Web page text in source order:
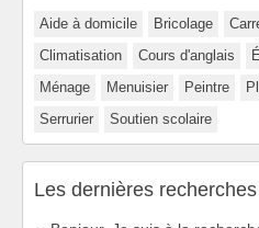
Aide à domicile Bricolage
Climatisation
Cours d'anglais
Ménage
Menuisier Peintre
Serrurier
Soutien scolaire
Les dernières recherches